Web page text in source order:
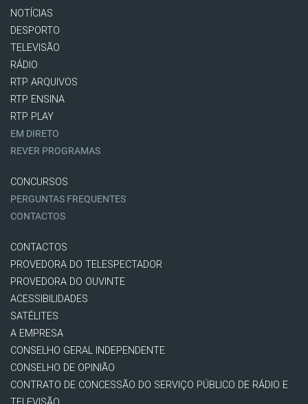
NOTÍCIAS
DESPORTO
TELEVISÃO
RÁDIO
RTP ARQUIVOS
RTP ENSINA
RTP PLAY
EM DIRETO
REVER PROGRAMAS
CONCURSOS
PERGUNTAS FREQUENTES
CONTACTOS
CONTACTOS
PROVEDORA DO TELESPECTADOR
PROVEDORA DO OUVINTE
ACESSIBILIDADES
SATÉLITES
A EMPRESA
CONSELHO GERAL INDEPENDENTE
CONSELHO DE OPINIÃO
CONTRATO DE CONCESSÃO DO SERVIÇO PÚBLICO DE RÁDIO E